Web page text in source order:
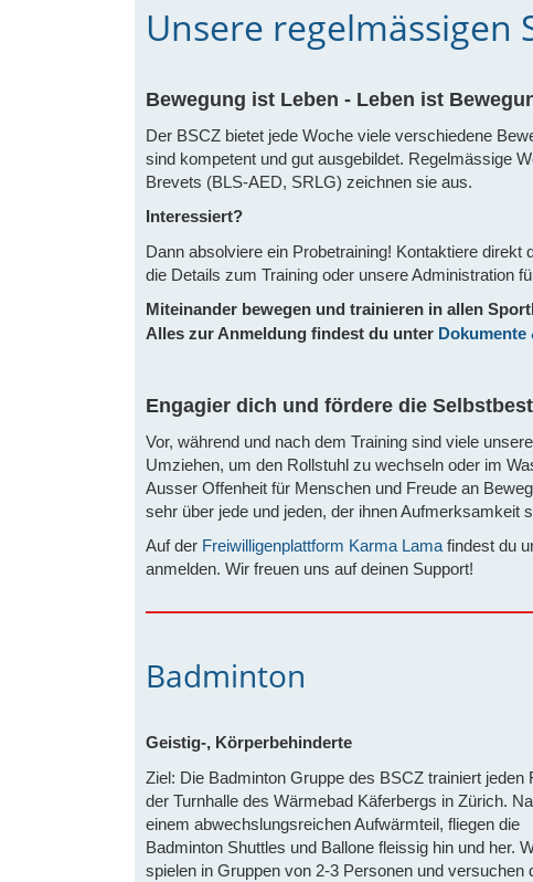
Unsere regelmässigen
Bewegung ist Leben - Leben ist
Der BSCZ bietet jede Woche viele verschiedene
sind kompetent und gut ausgebildet. Regelmässige
Brevets (BLS-AED, SRLG) zeichnen sie aus.
Interessiert?
Dann absolviere ein Probetraining! Kontaktiere
die Details zum Training oder unsere Administration
Miteinander bewegen und trainieren in allen
Alles zur Anmeldung findest du unter Dokumente
Engagier dich und fördere die
Vor, während und nach dem Training sind viele
Umziehen, um den Rollstuhl zu wechseln oder im
Ausser Offenheit für Menschen und Freude an
sehr über jede und jeden, der ihnen Aufmerksamkeit
Auf der Freiwilligenplattform Karma Lamafindest du
anmelden. Wir freuen uns auf deinen Support!
Badminton
Geistig-, Körperbehinderte
Ziel: Die Badminton Gruppe des BSCZ trainiert jeden
der Turnhalle des Wärmebad Käferbergs in Zürich.
einem abwechslungsreichen Aufwärmteil, fliegen die
Badminton Shuttles und Ballone fleissig hin und her.
spielen in Gruppen von 2-3 Personen und versuchen